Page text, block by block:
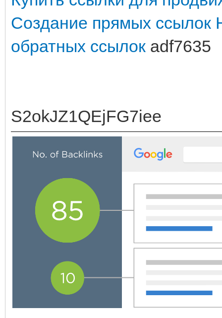
Создание прямых ссылок
обратных ссылок adf7635
S2okJZ1QEjFG7iee